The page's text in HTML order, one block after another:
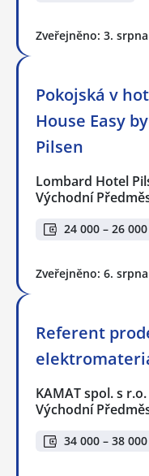
Zveřejněno: 3. srpna
Pokojská v
House Easy
Pilsen
Lombard Hotel
Východní
24 000 – 26
Zveřejněno: 6. srpna
Referent
KAMAT spol. s r.o.
Východní
34 000 – 38